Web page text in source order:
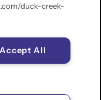
duck-creek-
Accept All